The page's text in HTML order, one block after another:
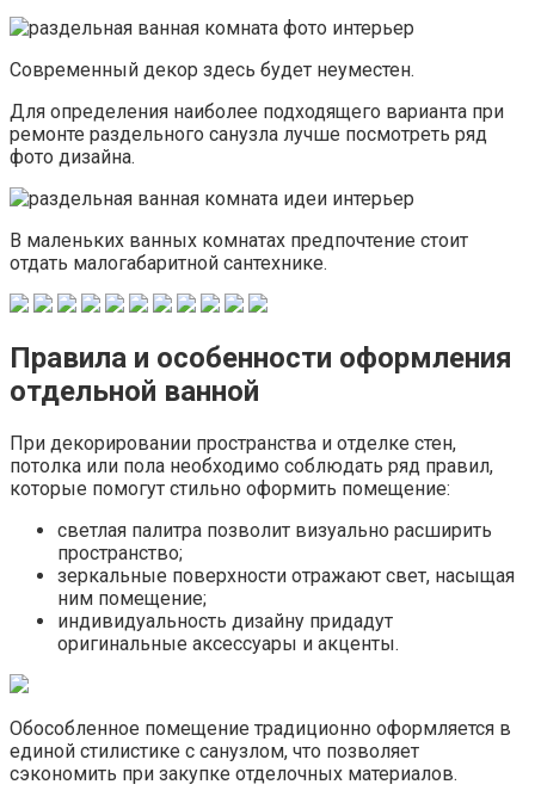
Современный декор здесь будет неуместен.
Для определения наиболее подходящего варианта при
ремонте раздельного санузла лучше посмотреть ряд
фото дизайна.
В маленьких ванных комнатах предпочтение стоит
отдать малогабаритной сантехнике.
Правила и особенности оформления
отдельной ванной
При декорировании пространства и отделке стен,
потолка или пола необходимо соблюдать ряд правил,
которые помогут стильно оформить помещение:
светлая палитра позволит визуально расширить
пространство;
зеркальные поверхности отражают свет, насыщая
ним помещение;
индивидуальность дизайну придадут
оригинальные аксессуары и акценты.
Обособленное помещение традиционно оформляется в
единой стилистике с санузлом, что позволяет
сэкономить при закупке отделочных материалов.